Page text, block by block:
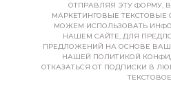
ОТПРАВЛЯЯ ЭТУ ФОРМУ,
МАРКЕТИНГОВЫЕ ТЕКСТОВЫЕ
МОЖЕМ ИСПОЛЬЗОВАТЬ
НАШЕМ САЙТЕ, ДЛЯ
ПРЕДЛОЖЕНИЙ НА ОСНОВЕ
НАШЕЙ ПОЛИТИКОЙ
ОТКАЗАТЬСЯ ОТ ПОДПИСКИ В